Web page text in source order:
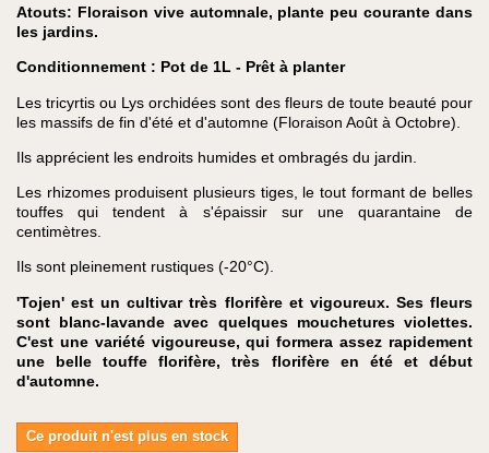
Atouts: Floraison vive automnale, plante peu courante dans
les jardins.
Conditionnement : Pot de 1L - Prêt à planter
Les tricyrtis ou Lys orchidées sont des fleurs de toute beauté pour
les massifs de fin d'été et d'automne (Floraison Août à Octobre).
Ils apprécient les endroits humides et ombragés du jardin.
Les rhizomesproduisent plusieurs tiges, le tout formant de belles
touffes qui tendent à s'épaissir sur une quarantaine de
centimètres.
Ils sont pleinement rustiques (-20°C).
'Tojen' est un cultivar très florifère et vigoureux. Ses fleurs
sont blanc-lavande avec quelques mouchetures violettes.
C'est une variété vigoureuse, qui formera assez rapidement
une belle touffe florifère, très florifère en été et début
d'automne.
Ce produit n'est plus en stock